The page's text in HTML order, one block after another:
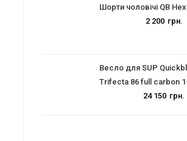
Шорти чоловічі QB
грн.
2 200
Весло для SUP
Trifecta 86 full carbon
грн.
24 150